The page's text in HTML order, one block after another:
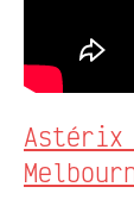
Astérix